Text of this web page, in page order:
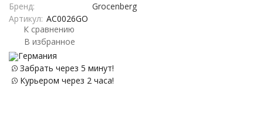
Бренд:
Grocenberg
Артикул: AC0026GO
К сравнению
В избранное
Германия
Забрать через 5 минут!
Курьером через 2 часа!